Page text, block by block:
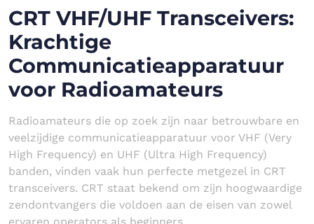
CRT VHF/UHF Transceivers:
Krachtige
Communicatieapparatuur
voor Radioamateurs
Radioamateurs die op zoek zijn naar betrouwbare en
veelzijdige communicatieapparatuur voor VHF (Very
High Frequency) en UHF (Ultra High Frequency)
banden, vinden vaak hun perfecte metgezel in CRT
transceivers. CRT staat bekend om zijn hoogwaardige
zendontvangers die voldoen aan de eisen van zowel